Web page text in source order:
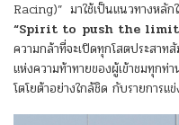
Racing)” มาใช้เป็นแนวทางหลั
“Spirit to push the
ความกล้าที่จะเปิดทุกโสตประสา
แห่งความท้าทายของผู้เข้าชมทุก
โตโยต้าอย่างใกล้ชิด กับรายการ